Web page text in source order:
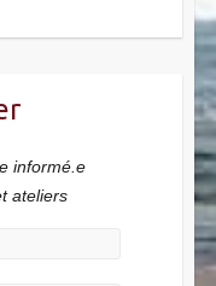
informé.e
ateliers